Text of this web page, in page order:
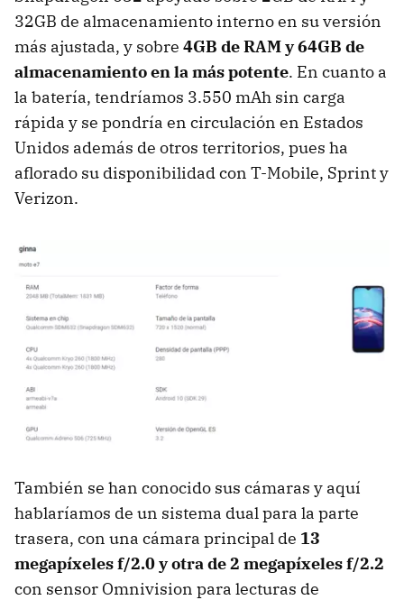
32GB de almacenamiento interno en su versión
más ajustada, y sobre 4GB de RAM y 64GB de
almacenamiento en la más potente. En cuanto a
la batería, tendríamos 3.550 mAh sin carga
rápida y se pondría en circulación en Estados
Unidos además de otros territorios, pues ha
aflorado su disponibilidad con T-Mobile, Sprint y
Verizon.
También se han conocido sus cámaras y aquí
hablaríamos de un sistema dual para la parte
trasera, con una cámara principal de 13
megapíxeles f/2.0 y otra de 2 megapíxeles f/2.2
con sensor Omnivision para lecturas de